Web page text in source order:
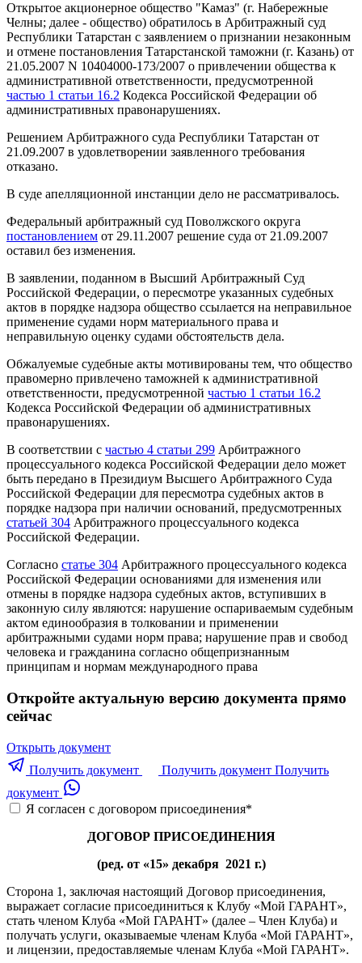
Открытое акционерное общество "Камаз" (г. Набережные
Челны; далее - общество) обратилось в Арбитражный суд
Республики Татарстан с заявлением о признании незаконным
и отмене постановления Татарстанской таможни (г. Казань) от
21.05.2007 N 10404000-173/2007 о привлечении общества к
административной ответственности, предусмотренной
частью 1 статьи 16.2 Кодекса Российской Федерации об
административных правонарушениях.
Решением Арбитражного суда Республики Татарстан от
21.09.2007 в удовлетворении заявленного требования
отказано.
В суде апелляционной инстанции дело не рассматривалось.
Федеральный арбитражный суд Поволжского округа
постановлением от 29.11.2007 решение суда от 21.09.2007
оставил без изменения.
В заявлении, поданном в Высший Арбитражный Суд
Российской Федерации, о пересмотре указанных судебных
актов в порядке надзора общество ссылается на неправильное
применение судами норм материального права и
неправильную оценку судами обстоятельств дела.
Обжалуемые судебные акты мотивированы тем, что общество
правомерно привлечено таможней к административной
ответственности, предусмотренной частью 1 статьи 16.2
Кодекса Российской Федерации об административных
правонарушениях.
В соответствии с частью 4 статьи 299 Арбитражного
процессуального кодекса Российской Федерации дело может
быть передано в Президиум Высшего Арбитражного Суда
Российской Федерации для пересмотра судебных актов в
порядке надзора при наличии оснований, предусмотренных
статьей 304 Арбитражного процессуального кодекса
Российской Федерации.
Согласно статье 304 Арбитражного процессуального кодекса
Российской Федерации основаниями для изменения или
отмены в порядке надзора судебных актов, вступивших в
законную силу являются: нарушение оспариваемым судебным
актом единообразия в толковании и применении
арбитражными судами норм права; нарушение прав и свобод
человека и гражданина согласно общепризнанным
принципам и нормам международного права
Откройте актуальную версию документа прямо
сейчас
Открыть документ
Получить документ
Получить документ Получить
документ
Я согласен с договором присоединения*
ДОГОВОР ПРИСОЕДИНЕНИЯ
(ред. от «15» декабря 2021 г.)
Сторона 1, заключая настоящий Договор присоединения,
выражает согласие присоединиться к Клубу «Мой ГАРАНТ»,
стать членом Клуба «Мой ГАРАНТ» (далее – Член Клуба) и
получать услуги, оказываемые членам Клуба «Мой ГАРАНТ»,
и лицензии, предоставляемые членам Клуба «Мой ГАРАНТ».